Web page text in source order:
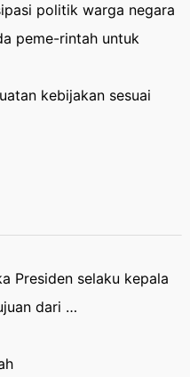
politik warga negara
peme-rintah untuk
kebijakan sesuai
Presiden selaku kepala
dari …